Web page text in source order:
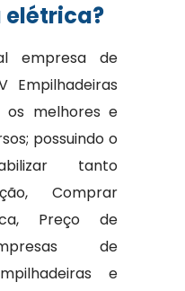
empresa de
Empilhadeiras
os melhores e
possuindo o
tanto
Comprar
Preço de
de
e